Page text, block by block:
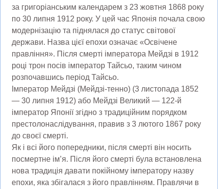
за григоріанським календарем з 23 жовтня 1868 року
по 30 липня 1912 року. У цей час Японія почала свою
модернізацію та піднялася до статус світової
держави. Назва цієї епохи означає «Освічене
правління». Після смерті імператора Мейдзі в 1912
році трон посів імператор Тайсьо, таким чином
розпочавшись період Тайсьо.
Імператор Мейдзі (Мейдзі-тенно) (3 листопада 1852
— 30 липня 1912) або Мейдзі Великий — 122-й
імператор Японії згідно з традиційним порядком
престолонаслідування, правив з 3 лютого 1867 року
до своєї смерті.
Як і всі його попередники, після смерті він носить
посмертне ім’я. Після його смерті була встановлена ​​
нова традиція давати покійному імператору назву
епохи, яка збігалася з його правлінням. Правлячи в